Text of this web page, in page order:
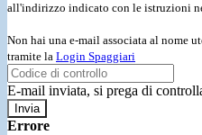
all'indirizzo indicato con le istruzioni
Non hai una e-mail associata al nome
tramite la Login Spaggiari
E-mail inviata, si prega di
Errore